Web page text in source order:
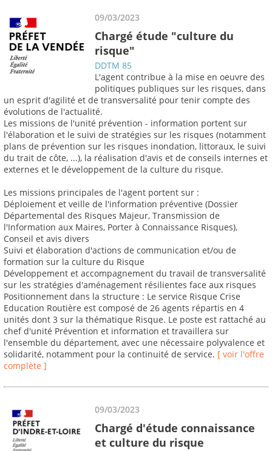
09/03/2023
Chargé étude "culture du
risque"
DDTM 85
L'agent contribue à la mise en oeuvre des
politiques publiques sur les risques, dans
un esprit d'agilité et de transversalité pour tenir compte des
évolutions de l'actualité.
Les missions de l'unité prévention - information portent sur
l'élaboration et le suivi de stratégies sur les risques (notamment
plans de prévention sur les risques inondation, littoraux, le suivi
du trait de côte, ...), la réalisation d'avis et de conseils internes et
externes et le développement de la culture du risque.
Les missions principales de l'agent portent sur :
Déploiement et veille de l'information préventive (Dossier
Départemental des Risques Majeur, Transmission de
l'Information aux Maires, Porter à Connaissance Risques),
Conseil et avis divers
Suivi et élaboration d'actions de communication et/ou de
formation sur la culture du Risque
Développement et accompagnement du travail de transversalité
sur les stratégies d'aménagement résilientes face aux risques
Positionnement dans la structure : Le service Risque Crise
Education Routière est composé de 26 agents répartis en 4
unités dont 3 sur la thématique Risque. Le poste est rattaché au
chef d'unité Prévention et information et travaillera sur
l'ensemble du département, avec une nécessaire polyvalence et
solidarité, notamment pour la continuité de service. [ voir l'offre
complète ]
09/03/2023
Chargé d'étude connaissance
et culture du risque